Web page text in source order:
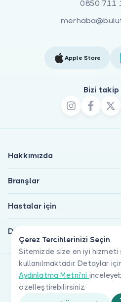
Çerez Tercihlerinizi Seçin
Sitemizde size en iyi hizmeti
kullanılmaktadır. Detaylar
Aydınlatma Metni'ni
özelleştirebilirsiniz.
0850 711
Apple Store
Bizi takip
Hakkımızda
Branşlar
Hastalar için
Doktorlar için